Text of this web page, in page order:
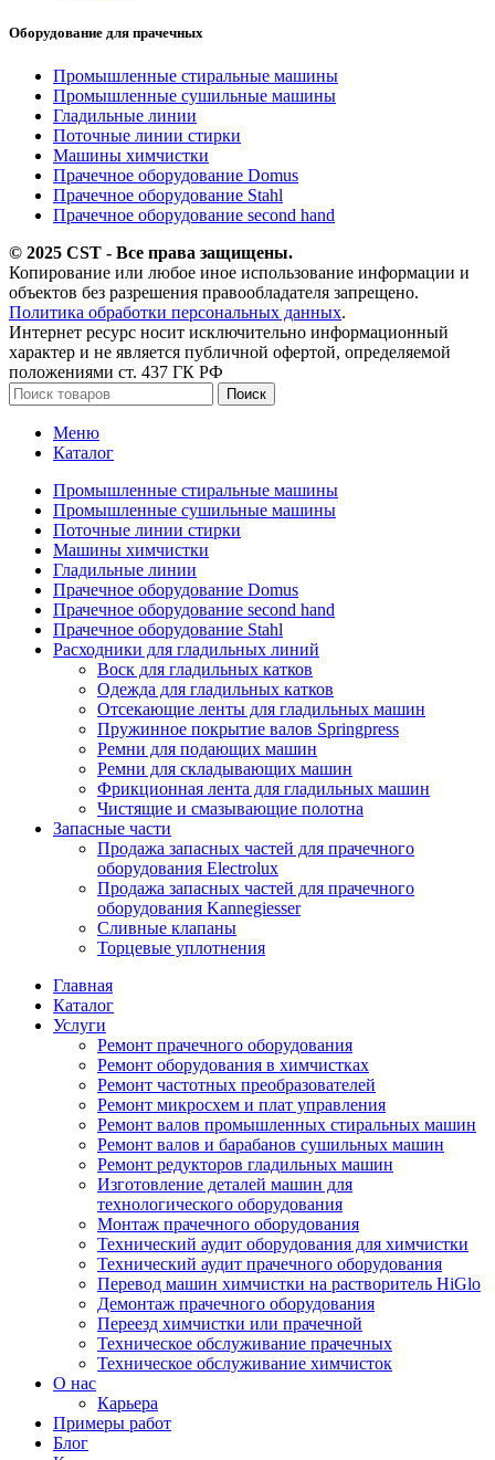
Оборудование для прачечных
Промышленные стиральные машины
Промышленные сушильные машины
Гладильные линии
Поточные линии стирки
Машины химчистки
Прачечное оборудование Domus
Прачечное оборудование Stahl
Прачечное оборудование second hand
© 2025 CST - Все права защищены.
Копирование или любое иное использование информации и
объектов без разрешения правообладателя запрещено.
Политика обработки персональных данных.
Интернет ресурс носит исключительно информационный
характер и не является публичной офертой, определяемой
положениями ст. 437 ГК РФ
Поиск
Меню
Каталог
Промышленные стиральные машины
Промышленные сушильные машины
Поточные линии стирки
Машины химчистки
Гладильные линии
Прачечное оборудование Domus
Прачечное оборудование second hand
Прачечное оборудование Stahl
Расходники для гладильных линий
Воск для гладильных катков
Одежда для гладильных катков
Отсекающие ленты для гладильных машин
Пружинное покрытие валов Springpress
Ремни для подающих машин
Ремни для складывающих машин
Фрикционная лента для гладильных машин
Чистящие и смазывающие полотна
Запасные части
Продажа запасных частей для прачечного
оборудования Electrolux
Продажа запасных частей для прачечного
оборудования Kannegiesser
Сливные клапаны
Торцевые уплотнения
Главная
Каталог
Услуги
Ремонт прачечного оборудования
Ремонт оборудования в химчистках
Ремонт частотных преобразователей
Ремонт микросхем и плат управления
Ремонт валов промышленных стиральных машин
Ремонт валов и барабанов сушильных машин
Ремонт редукторов гладильных машин
Изготовление деталей машин для
технологического оборудования
Монтаж прачечного оборудования
Технический аудит оборудования для химчистки
Технический аудит прачечного оборудования
Перевод машин химчистки на растворитель HiGlo
Демонтаж прачечного оборудования
Переезд химчистки или прачечной
Техническое обслуживание прачечных
Техническое обслуживание химчисток
О нас
Карьера
Примеры работ
Блог